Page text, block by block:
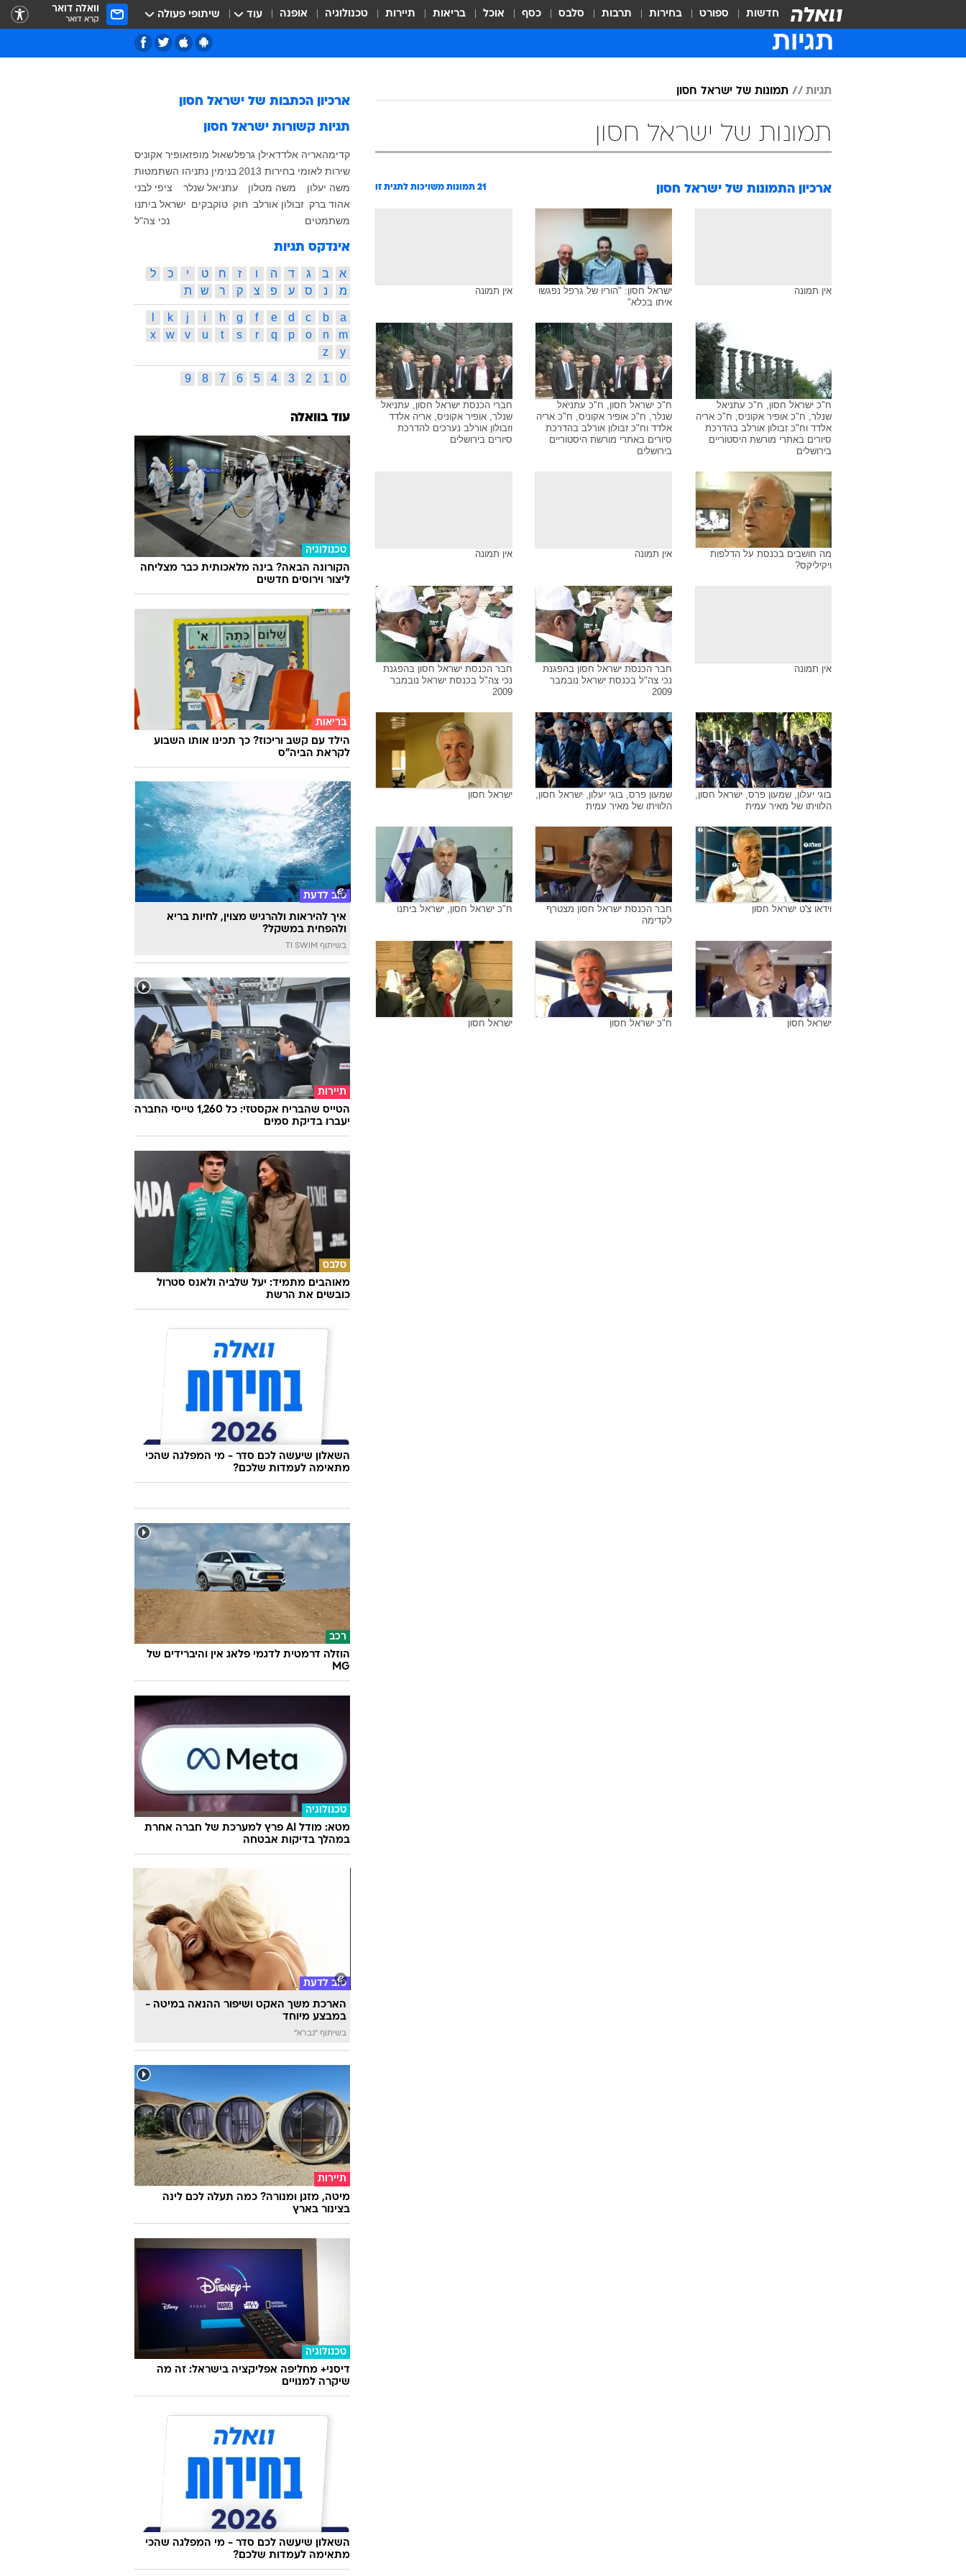
חדשות ספורט בחירות תרבות סלבס כסף אוכל בריאות תיירות טכנולוגיה אופנה עוד שיתופי פעולה וואלה דואר
קרא דואר
תגיות
תגיות תמונות של ישראל חסון
תמונות של ישראל חסון
ארכיון התמונות של ישראל חסון 21 תמונות משויכות לתגית זו
אין תמונה
ישראל חסון: "הוריו של גרפל נפגשו
איתו בכלא"
אין תמונה
ח"כ ישראל חסון, ח"כ עתניאל
שנלר, ח"כ אופיר אקוניס, ח"כ אריה
אלדד וח"כ זבולון אורלב בהדרכת
סיורים באתרי מורשת היסטוריים
בירושלים
ח"כ ישראל חסון, ח"כ עתניאל
שנלר, ח"כ אופיר אקוניס, ח"כ אריה
אלדד וח"כ זבולון אורלב בהדרכת
סיורים באתרי מורשת היסטוריים
בירושלים
חברי הכנסת ישראל חסון, עתניאל
שנלר, אופיר אקוניס, אריה אלדד
וזבולון אורלב נערכים להדרכת
סיורים בירושלים
מה חושבים בכנסת על הדלפות
ויקיליקס?
אין תמונה אין תמונה
אין תמונה
חבר הכנסת ישראל חסון בהפגנת
נכי צה"ל בכנסת ישראל נובמבר
2009
חבר הכנסת ישראל חסון בהפגנת
נכי צה"ל בכנסת ישראל נובמבר
2009
בוגי יעלון, שמעון פרס, ישראל חסון,
הלוויתו של מאיר עמית
שמעון פרס, בוגי יעלון, ישראל חסון,
הלוויתו של מאיר עמית
ישראל חסון
וידאו צ'ט ישראל חסון
חבר הכנסת ישראל חסון מצטרף
לקדימה
ח"כ ישראל חסון, ישראל ביתנו
ישראל חסון ח"כ ישראל חסון ישראל חסון
ארכיון הכתבות של ישראל חסון
תגיות קשורות ישראל חסון
קדימהאריה אלדדאילן גרפלשאול מופזאופיר אקוניס
שירות לאומי בחירות 2013 בנימין נתניהו השתמטות
משה יעלון
משה מטלון עתניאל שנלר
ציפי לבני
אהוד ברק זבולון אורלב חוק טוקבקים ישראל ביתנו
משתמטים
נכי צה"ל
אינדקס תגיות
א ב ג ד ה ו ז ח ט י כ
ל
מ
נ ס ע פ צ ק ר ש ת
a
b
c
d
e
f
g
h
i
j
k
m
n
o
p
q
r
s
t
u
v
w
x
y
z
0
1
2
3
4
5
6
7
8
9
עוד בוואלה
טכנולוגיה
הקורונה הבאה? בינה מלאכותית כבר מצליחה
ליצור וירוסים חדשים
בריאות
הילד עם קשב וריכוז? כך תכינו אותו השבוע
לקראת הביה"ס
טוב לדעת
איך להיראות ולהרגיש מצוין, לחיות בריא
ולהפחית במשקל?
בשיתוף TI SWIM
תיירות
הטייס שהבריח אקסטזי: כל 1,260 טייסי החברה
יעברו בדיקת סמים
סלבס
מאוהבים מתמיד: יעל שלביה ולאנס סטרול
כובשים את הרשת
השאלון שיעשה לכם סדר - מי המפלגה שהכי
מתאימה לעמדות שלכם?
רכב
הוזלה דרמטית לדגמי פלאג אין והיברידים של
MG
טכנולוגיה
מטא: מודל AI פרץ למערכת של חברה אחרת
במהלך בדיקות אבטחה
טוב לדעת
הארכת משך האקט ושיפור ההנאה במיטה -
במבצע מיוחד
בשיתוף "גברא"
תיירות
מיטה, מזגן ומנורה? כמה תעלה לכם לינה
בצינור בארץ
טכנולוגיה
דיסני+ מחליפה אפליקציה בישראל: זה מה
שיקרה למנויים
השאלון שיעשה לכם סדר - מי המפלגה שהכי
מתאימה לעמדות שלכם?